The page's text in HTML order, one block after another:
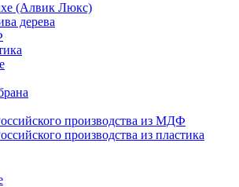
(Алвик Люкс)
дерева
производства из МДФ
производства из пластика